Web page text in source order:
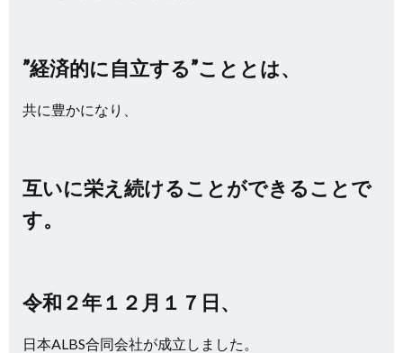
”経済的に自立する”こととは、
共に豊かになり、
互いに栄え続けることができることで
す。
令和２年１２月１７日、
日本ALBS合同会社が成立しました。